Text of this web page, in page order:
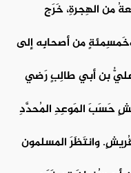
من الهِجرةِ، خَرَج
من أصحابِه إلى
عليُّ بن أبي طالِبٍ رَضي
حَسَبَ المَوعِدِ المُحدَّدِ
وانتَظَرَ المسلمون